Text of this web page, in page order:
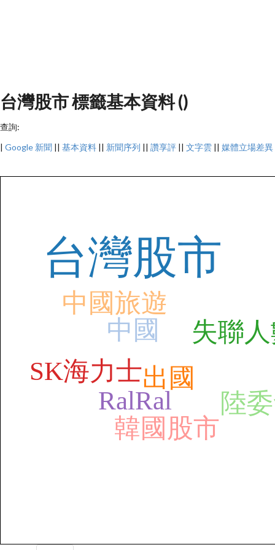
台灣股市 標籤基本資料 ()
查詢:
| Google 新聞 || 基本資料 || 新聞序列 || 讚享評 || 文字雲 || 媒體立場差異
台灣股市
中國
出國
中國旅遊
失聯
陸
SK海力士
韓國股市
RalRal